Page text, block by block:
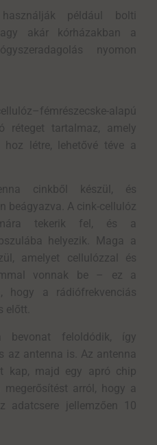
például bolti
akár kórházakban a
nyomon
alapú
réteget tartalmaz, amely
hoz létre, lehetővé téve a
cinkből készül, és
beágyazva. A cink-cellulóz
tekerik fel, és a
helyezik. Maga a
amelyet cellulózzal és
vonnak be – ez a
hogy a rádiófrekvenciás
előtt.
bevonat feloldódik, így
az antenna is. Az antenna
kap, majd egy apró chip
arról, hogy a
adatcsere jellemzően 10